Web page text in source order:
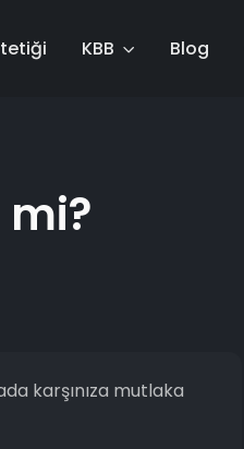
KBB Blog
karşınıza mutlaka